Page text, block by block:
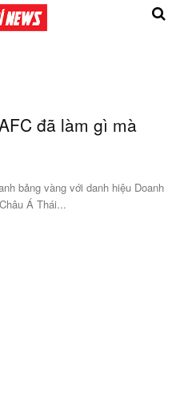
đã làm gì mà
bảng vàng với danh hiệu Doanh
Á Thái...